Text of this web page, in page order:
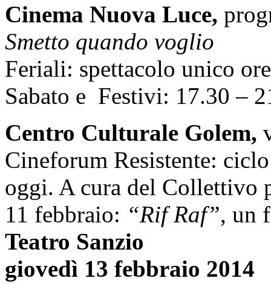
Cinema Nuova Luce,
Smetto quando voglio
Feriali: spettacolo unico
Sabato e Festivi: 17.30 –
Centro Culturale Golem,
Cineforum Resistente:
oggi. A cura del Collettivo
11 febbraio: “Rif Raf”, un
Teatro Sanzio
giovedì 13 febbraio 2014